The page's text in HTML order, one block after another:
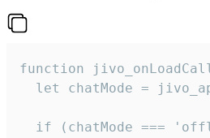
function
let chatMode =
if (chatMode ===